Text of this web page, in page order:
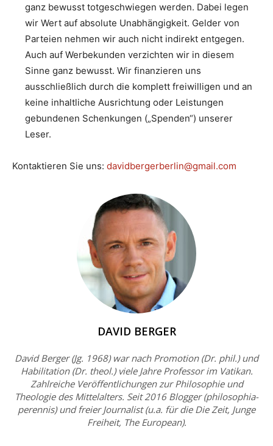
ganz bewusst totgeschwiegen werden. Dabei legen
wir Wert auf absolute Unabhängigkeit. Gelder von
Parteien nehmen wir auch nicht indirekt entgegen.
Auch auf Werbekunden verzichten wir in diesem
Sinne ganz bewusst. Wir finanzieren uns
ausschließlich durch die komplett freiwilligen und an
keine inhaltliche Ausrichtung oder Leistungen
gebundenen Schenkungen („Spenden“) unserer
Leser.
Kontaktieren Sie uns: davidbergerberlin@gmail.com
DAVID BERGER
David Berger (Jg. 1968) war nach Promotion (Dr. phil.) und
Habilitation (Dr. theol.) viele Jahre Professor im Vatikan.
Zahlreiche Veröffentlichungen zur Philosophie und
Theologie des Mittelalters. Seit 2016 Blogger (philosophia-
perennis) und freier Journalist (u.a. für die Die Zeit, Junge
Freiheit, The European).